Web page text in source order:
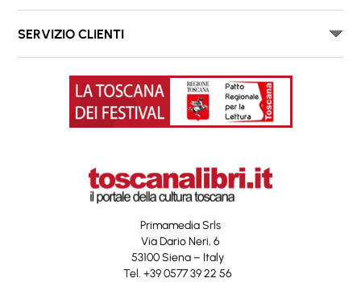
SERVIZIO CLIENTI
Primamedia Srls
Via Dario Neri, 6
53100 Siena – Italy
Tel. +39 0577 39 22 56